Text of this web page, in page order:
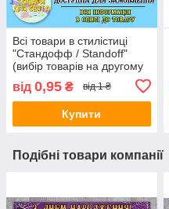
Всі товари в стилістиці
"Стандофф / Standoff"
(вибір товарів на другому
від 0,95 ₴ від 1 ₴
Купити
Подібні товари компанії